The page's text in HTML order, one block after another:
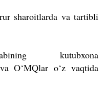
sharoitlarda va tartibli
kutubxona
O‘MQlar o‘z vaqtida